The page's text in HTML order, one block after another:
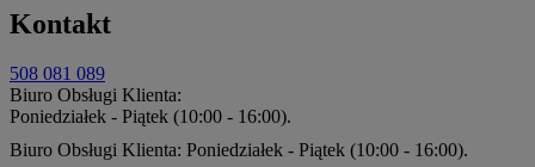
Kontakt
508 081 089
Biuro Obsługi Klienta:
Poniedziałek - Piątek (10:00 - 16:00).
Biuro Obsługi Klienta: Poniedziałek - Piątek (10:00 - 16:00).